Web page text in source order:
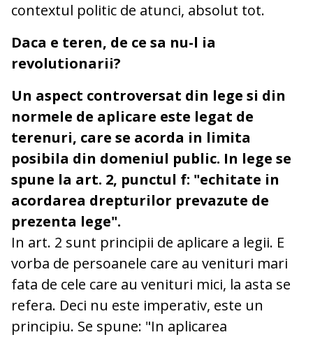
contextul politic de atunci, absolut tot.
Daca e teren, de ce sa nu-l ia
revolutionarii?
Un aspect controversat din lege si din
normele de aplicare este legat de
terenuri, care se acorda in limita
posibila din domeniul public. In lege se
spune la art. 2, punctul f: "echitate in
acordarea drepturilor prevazute de
prezenta lege".
In art. 2 sunt principii de aplicare a legii. E
vorba de persoanele care au venituri mari
fata de cele care au venituri mici, la asta se
refera. Deci nu este imperativ, este un
principiu. Se spune: "In aplicarea